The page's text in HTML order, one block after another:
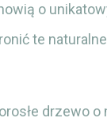
o
te